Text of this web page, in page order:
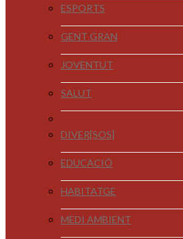
ESPORTS
GENT GRAN
JOVENTUT
SALUT
DIVER[SOS]
EDUCACIÓ
HABITATGE
MEDI AMBIENT